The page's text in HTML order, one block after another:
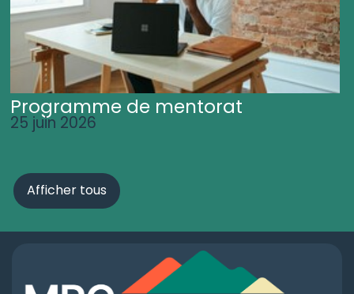
Programme de mentorat
25 juin 2026
Afficher tous